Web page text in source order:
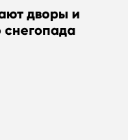
дворы и
снегопада